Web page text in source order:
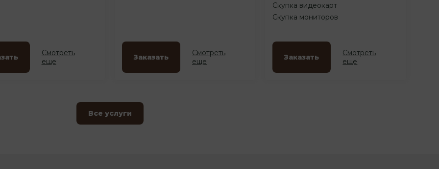
Смотреть
еще
Заказать
Смотреть
еще
Скупка видеокарт
Скупка мониторов
Заказать
Смотреть
еще
Все услуги